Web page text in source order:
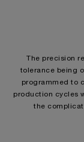
The precision
tolerance being
programmed to
production cycles
the